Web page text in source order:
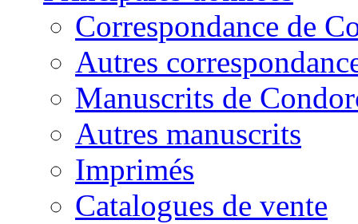
Correspondance de
Autres
Manuscrits de
Autres manuscrits
Imprimés
Catalogues de vente